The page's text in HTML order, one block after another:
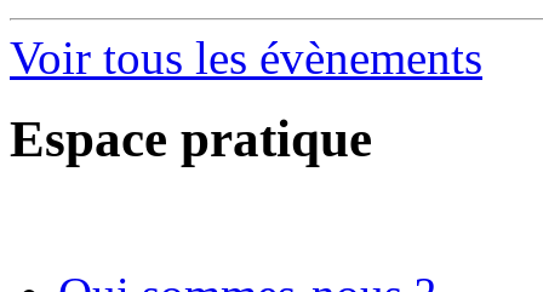
Voir tous les évènements
Espace pratique